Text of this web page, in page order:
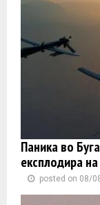
Паника во
експлодира
posted on 08/